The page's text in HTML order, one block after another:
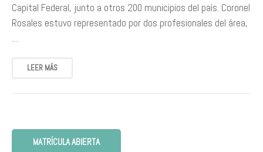
Capital Federal, junto a otros 200 municipios del país. Coronel
Rosales estuvo representado por dos profesionales del área,
…
LEER MÁS
MATRÍCULA ABIERTA